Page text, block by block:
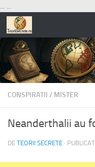
... ...
Skip to content
CONSPIRATII / MISTER
Neanderthalii au
DE TEORII SECRETE · PUBLICAT